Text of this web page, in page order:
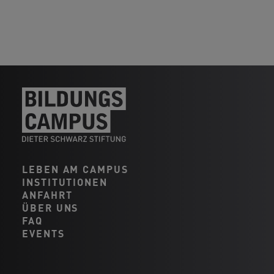
LEBEN AM CAMPUS
INSTITUTIONEN
ANFAHRT
ÜBER UNS
FAQ
EVENTS